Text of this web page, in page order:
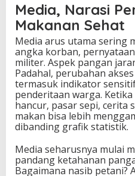
Media, Narasi
Makanan Sehat
Media arus utama sering
angka korban,
militer. Aspek pangan
Padahal, perubahan
termasuk indikator
penderitaan warga.
hancur, pasar sepi, cerita
makan bisa lebih
dibanding grafik statistik.
Media seharusnya mulai
pandang ketahanan
Bagaimana nasib petani?